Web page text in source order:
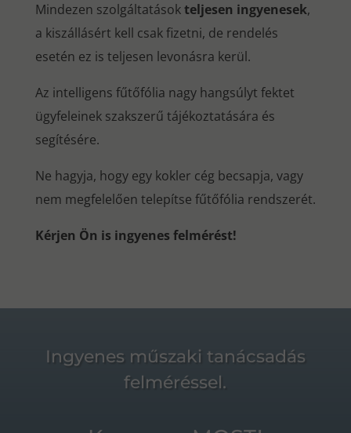
Mindezen szolgáltatásokteljesen ingyenesek,
a kiszállásért kell csak fizetni, de rendelés
esetén ez is teljesen levonásra kerül.
Az intelligens fűtőfólia nagy hangsúlyt fektet
ügyfeleinek szakszerű tájékoztatására és
segítésére.
Ne hagyja, hogy egy kokler cég becsapja, vagy
nem megfelelően telepítse fűtőfólia rendszerét.
Kérjen Ön is ingyenes felmérést!
Ingyenes műszaki tanácsadás
felméréssel.